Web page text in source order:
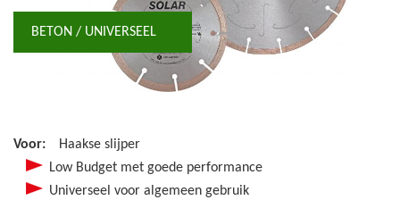
BETON / UNIVERSEEL
Voor:
Haakse slijper
Low Budget met goede performance
Universeel voor algemeen gebruik